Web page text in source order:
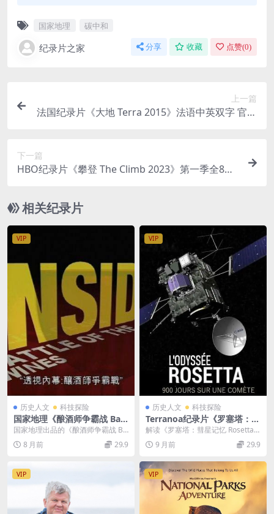
国家地理 碳中和
纪录片之家 分享 收藏 点赞(0)
上一篇
法国纪录片《大地 Terra 2015》法语中英双字 官方
下一篇
HBO纪录片《攀登 The Climb 2023》第一季全8集
录片
相关纪录片
VIP
历史人文 科技探险
国家地理《酿酒师争霸战 Batt
le Of The Wines 2009》英语
中字 720P/TS/1.45G 最佳酿
酒商酿酒大赛
国家地理出品的《酿酒师争霸战 Ba
ttle Of The Wines 2009》...
8 月前 29.9
VIP
历史人文 科技探险
Terranoa纪录片《罗塞塔：彗
星记忆 Rosetta Memories O
f A Comet 2017》英语外挂
英字 720P/MKV/1.61GB 宇宙
解读《罗塞塔：彗星记忆 Rosetta
Memories Of A Comet》...
9 月前 29.9
VIP VIP